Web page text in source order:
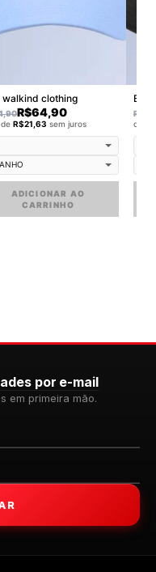
walkind clothing
R$64,90
deR$21,63 sem juros
ADICIONAR AO
CARRINHO
R$
ou
por e-mail
em primeira mão.